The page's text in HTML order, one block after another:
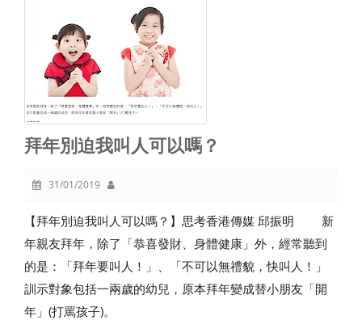
拜年別迫我叫人可以嗎？
31/01/2019
【拜年別迫我叫人可以嗎？】思考香港傳媒 邱振明 新
年親友拜年，除了「恭喜發財、身體健康」外，經常聽到
的是：「拜年要叫人！」、「不可以無禮貌，快叫人！」
訓示對象包括一兩歲的幼兒，原本拜年變成替小朋友「開
年」(打罵孩子)。